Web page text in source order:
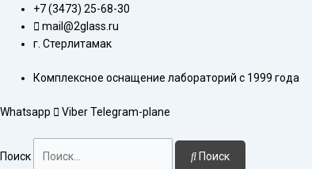
Перейти
содержимому
+7 (3473) 25-68-30
mail@2glass.ru
г. Стерлитамак
Комплексное оснащение лабораторий с 1999 года
Whatsapp ViberTelegram-plane
Поиск Поиск
Количество
товара
Колонка
30x600
стекл.